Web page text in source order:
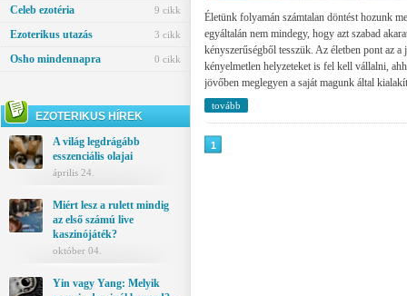
Celeb ezotéria 9 cikk
Ezoterikus utazás 3 cikk
Osho mindennapra 0 cikk
EZOTERIKUS HÍREK
A világ legdrágább
esszenciális olajai
április 24.
Miért lesz a rulett mindig
az első számú live
kaszinójáték?
október 04.
Yin vagy Yang: Melyik
Életünk folyamán számtalan döntést hozunk
egyáltalán nem mindegy, hogy azt szabad
kényszerűségből tesszük. Az életben pont az
kényelmetlen helyzeteket is fel kell vállalni,
jövőben meglegyen a saját magunk által
tovább
1